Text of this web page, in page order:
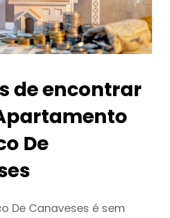
de encontrar
De
De Canaveses é sem